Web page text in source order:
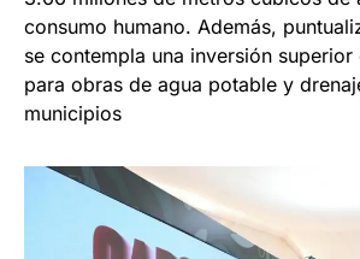
consumo humano. Además,
se contempla una inversión
para obras de agua potable y
municipios